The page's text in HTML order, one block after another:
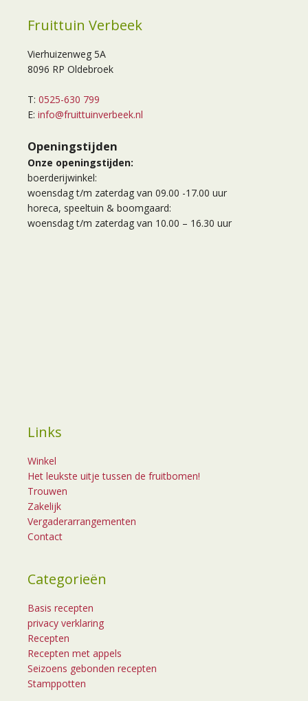
Fruittuin Verbeek
Vierhuizenweg 5A
8096 RP Oldebroek
T: 0525-630 799
E: info@fruittuinverbeek.nl
Openingstijden
Onze openingstijden:
boerderijwinkel:
woensdag t/m zaterdag van 09.00 -17.00 uur
horeca, speeltuin & boomgaard:
woensdag t/m zaterdag van 10.00 – 16.30 uur
Links
Winkel
Het leukste uitje tussen de fruitbomen!
Trouwen
Zakelijk
Vergaderarrangementen
Contact
Categorieën
Basis recepten
privacy verklaring
Recepten
Recepten met appels
Seizoens gebonden recepten
Stamppotten